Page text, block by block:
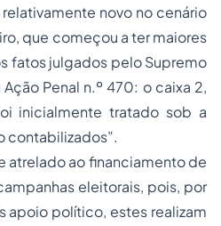
novo no cenário
que começou a ter maiores
fatos julgados pelo Supremo
Ação Penal n.º 470: o caixa 2,
inicialmente tratado sob a
contabilizados”.
atrelado ao financiamento de
eleitorais, pois, por
apoio político, estes realizam